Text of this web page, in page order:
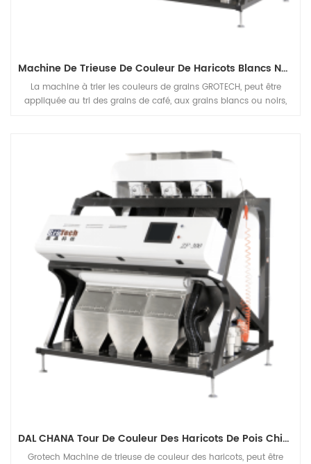
Machine De Trieuse De Couleur De Haricots Blancs Noirs
La machine à trier les couleurs de grains GROTECH, peut être
appliquée au tri des grains de café, aux grains blancs ou noirs,
DAL CHANA Tour De Couleur Des Haricots De Pois Chiche
Grotech Machine de trieuse de couleur des haricots, peut être